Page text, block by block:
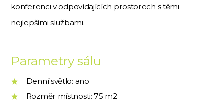
konferenci v odpovídajících prostorech s těmi
nejlepšími službami.
Parametry sálu
Denní světlo: ano
Rozměr místnosti: 75 m2